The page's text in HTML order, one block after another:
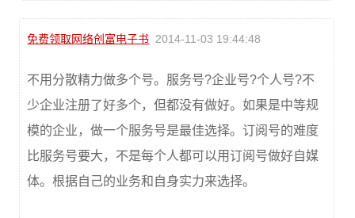
免费领取网络创富电子书 2014-11-03 19:44:48
不用分散精力做多个号。服务号?企业号?个人号?不
少企业注册了好多个，但都没有做好。如果是中等规
模的企业，做一个服务号是最佳选择。订阅号的难度
比服务号要大，不是每个人都可以用订阅号做好自媒
体。根据自己的业务和自身实力来选择。